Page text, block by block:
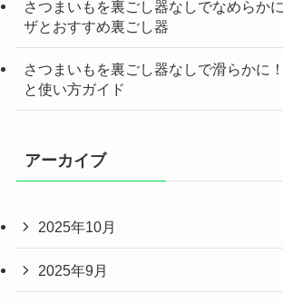
さつまいもを裏ごし器なしでなめらか
ザとおすすめ裏ごし器
さつまいもを裏ごし器なしで滑らかに
と使い方ガイド
アーカイブ
2025年10月
2025年9月